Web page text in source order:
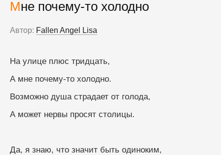
Мне почему-то холодно
Автор: Fallen Angel Lisa
На улице плюс тридцать,
А мне почему-то холодно.
Возможно душа страдает от голода,
А может нервы просят столицы.
Да, я знаю, что значит быть одиноким,